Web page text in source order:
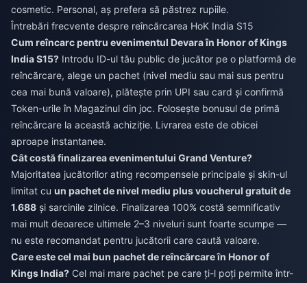
cosmetic. Personal, aș prefera să păstrez rupiile.
Întrebări frecvente despre reîncărcarea HoK India S15
Cum reîncarc pentru evenimentul Devara în Honor of Kings
India S15? Introdu ID-ul tău public de jucător pe o platformă de
reîncărcare, alege un pachet (nivel mediu sau mai sus pentru
cea mai bună valoare), plătește prin UPI sau card și confirmă
Token-urile în Magazinul din joc. Folosește bonusul de primă
reîncărcare la această achiziție. Livrarea este de obicei
aproape instantanee.
Cât costă finalizarea evenimentului Grand Venture?
Majoritatea jucătorilor ating recompensele principale și skin-ul
limitat cu un pachet de nivel mediu plus voucherul gratuit de
1.688 și sarcinile zilnice. Finalizarea 100% costă semnificativ
mai mult deoarece ultimele 2–3 niveluri sunt foarte scumpe —
nu este recomandat pentru jucătorii care caută valoare.
Care este cel mai bun pachet de reîncărcare în Honor of
Kings India? Cel mai mare pachet pe care ți-l poți permite într-